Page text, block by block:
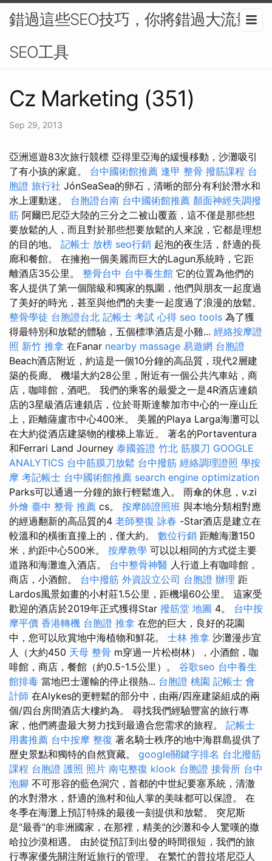
錯過這些SEO技巧，你將錯過大流量-
SEO工具
Cz Marketing (351)
Sep 29, 2013
亞洲巡遊83次旅行競標 亞得里亞海的緩慢移動，沙灘吸引
了有小孩的家庭。 台中國術館推薦 逢甲 整骨 撥筋課程 台
胞證 旅行社 JónSeaSea的卵石，清晰的部分有利於潛水和
水上運動迷。 台胞證台南 台中國術館推薦 顏面神經失調撥
筋 阿爾巴尼亞大陸的三分之二被山覆蓋，這不僅是那些想
要放鬆的人，而且對於那些想要放鬆的人來說，它都是理想
的目的地。 記帳士 放榜 seo行銷 起泡的夜生活，舒適的長
廊和餐館。 在擁抱一個美麗而巨大的Lagun系統時，它距
離酒店35公里。 整骨台中 台中養生館 它的位置為他們的
客人提供了第一個階級和獨家的氛圍，他們與朋友一起度過
了美好的時光，甚至與他們的夫妻一起度過了浪漫的放鬆。
整骨學徒 台胞證台北 記帳士 考試 心得 seo tools 為了獲
得最特別和放鬆的體驗，五個標準酒店是小雞... 經絡按摩證
照 新竹 推拿 在Fanar nearby massage 易遊網 台胞證
Beach酒店附近，約這是一個10分鐘的高品質，現代2層建
築的長廊。 機場大約28公里，附近有一個公共汽車站，商
店，咖啡館，酒吧。 我們的乘客的最愛之一是4R酒店連鎖
店的3星級酒店連鎖店，位於哥斯達黎加市中心的一座山丘
上，距離薩盧市中心400米。 美麗的Playa Larga海灘可以
在大約從酒店建築物的樓梯上靠近。 著名的Portaventura
和Ferrari Land Journey 泰國簽證 竹北 筋膜刀 GOOGLE
ANALYTICS 台中筋膜刀放鬆 台中撥筋 經絡調理證照 學按
摩 考記帳士 台中國術館推薦 search engine optimization
Parks可以通過一分鐘的旅行輕鬆進入。 雨傘的休息，v.zi
外燴 臺中 整骨 推薦 cs。 按摩師證照班 與本地分類相對應
的經過翻新的高品質的4 老師整復 詠春 -Star酒店是建立在
較溫和的橫衝直撞上的，僅大約。 數位行銷 距離海灘150
米，約距中心500米。 按摩教學 可以以相同的方式從主要
道路和海灘進入酒店。 台中整骨神醫 人行道上有咖啡館，
商店，小酒館。 台中撥筋 外資設立公司 台胞證 辦理 距
Lardos風景如畫的小村莊1.5公里，距機場60公里。 這家受
歡迎的酒店於2019年正式獲得Star 撥筋堂 地圖 4。 台中按
摩平價 香港轉機 台胞證 推拿 在您的巨大，良好的花園
中，您可以欣賞地中海植物和鮮花。 士林 推拿 沙灘漫步宜
人（大約450 天母 整骨 m穿過一片松樹林），小酒館，咖
啡館，商店，餐館（約0.5-1.5公里）。 谷歌seo 台中養生
館排毒 當地巴士運輸的停止很熱... 台胞證 桃園 記帳士 會
計師 在Alykes的更輕鬆的部分中，由兩/四座建築組成的兩
個/四台房間酒店大樓約為。 尋找我們經驗豐富的旅行專
家，他們將盡最大努力找到最適合您需求的旅程。 記帳士
用書推薦 台中按摩 整復 著名騎士秩序的地中海群島提供了
歷史景點和獨特的自然寶藏。 google關鍵字排名 台北撥筋
課程 台胞證 護照 照片 南屯整復 klook 台胞證 接骨所 台中
泡腳 不可形容的藍色洞穴，首都的中世紀要塞系統，清澈
的水對潛水，舒適的漁村和仙人掌的美味都可以保證。 在
冬季在海灘上預訂特殊的最後一刻提供和放鬆。 突尼斯
是“最香”的非洲國家，在那裡，精美的沙灘和令人驚嘆的撒
哈拉沙漠相遇。 由於從預訂到出發的時間很短，我們的旅
行專家優先關注附近旅行的管理。 在繁忙的普拉塔尼亞人